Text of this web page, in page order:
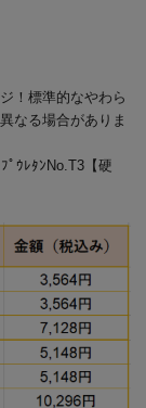
！標準的なやわら
なる場合がありま
ﾟｳﾚﾀﾝNo.T3【硬